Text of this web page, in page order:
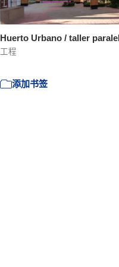
Huerto Urbano / taller
工程
添加书签